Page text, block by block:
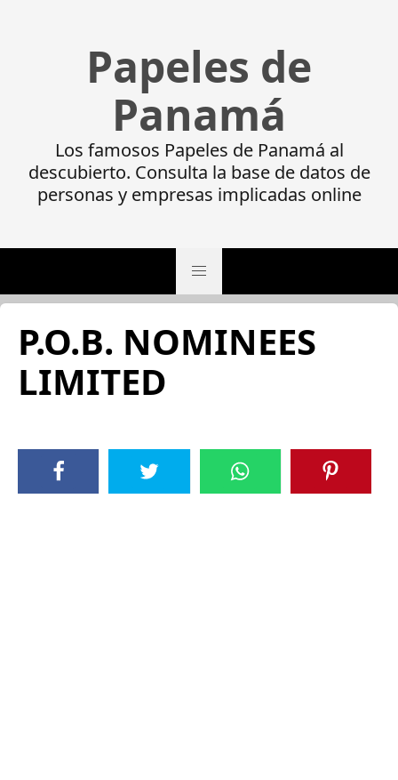
Papeles de
Panamá
Los famosos Papeles de Panamá al
descubierto. Consulta la base de datos de
personas y empresas implicadas online
P.O.B. NOMINEES
LIMITED